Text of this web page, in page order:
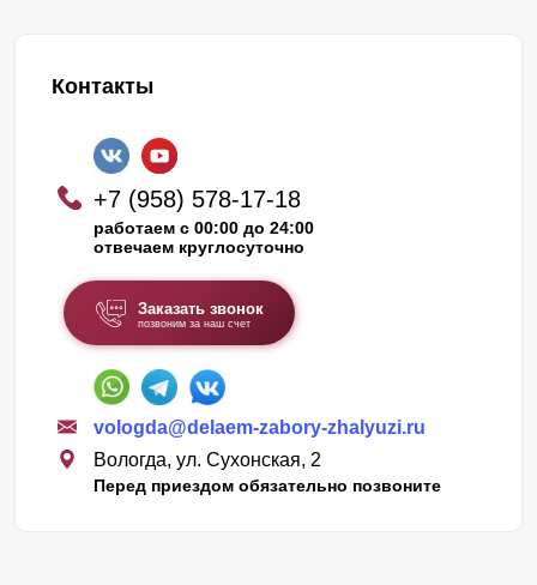
Контакты
+7 (958) 578-17-18
работаем с 00:00 до 24:00
отвечаем круглосуточно
Заказать звонок
позвоним за наш счет
vologda@delaem-zabory-zhalyuzi.ru
Вологда, ул. Сухонская, 2
Перед приездом обязательно позвоните